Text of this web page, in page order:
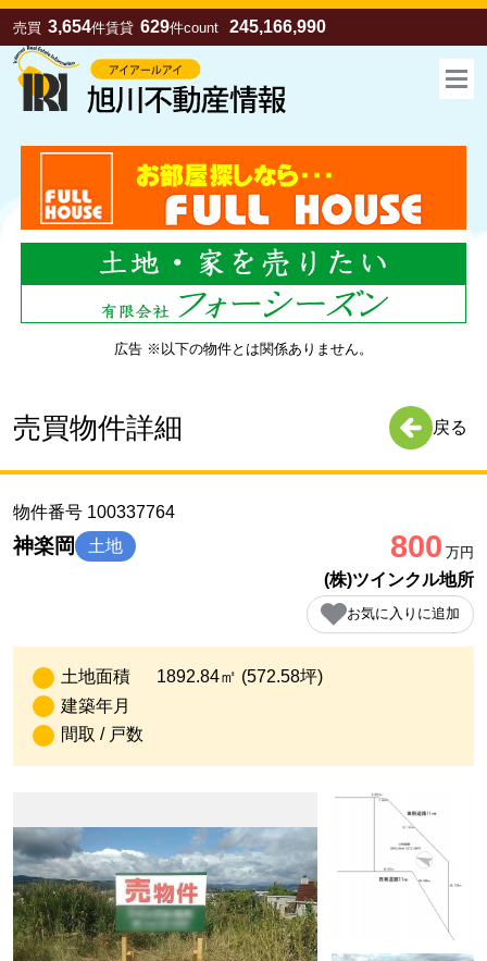
売買 3,654件賃貸 629件count 245,166,990
広告 ※以下の物件とは関係ありません。
売買物件詳細 戻る
物件番号 100337764
神楽岡 土地 800 万円
(株)ツインクル地所
お気に入りに追加
土地面積
1892.84㎡ (572.58坪)
建築年月
間取 / 戸数